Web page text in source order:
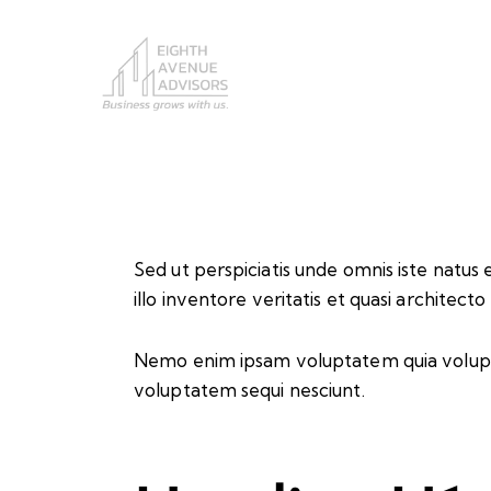
Sed ut perspiciatis unde omnis iste
illo inventore veritatis et quasi
Nemo enim ipsam voluptatem quia
voluptatem sequi nesciunt.